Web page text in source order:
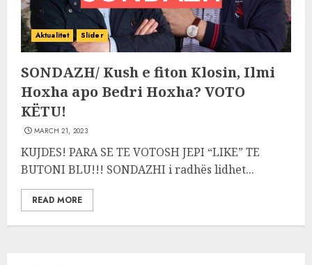
Aktualitet Slider
SONDAZH/ Kush e fiton Klosin, Ilmi
Hoxha apo Bedri Hoxha? VOTO
KËTU!
MARCH 21, 2023
KUJDES! PARA SE TE VOTOSH JEPI “LIKE” TE
BUTONI BLU!!! SONDAZHI i radhës lidhet...
READ MORE